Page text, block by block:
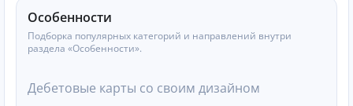
Особенности
Подборка популярных категорий и направлений внутри
раздела «Особенности».
Дебетовые карты со своим дизайном